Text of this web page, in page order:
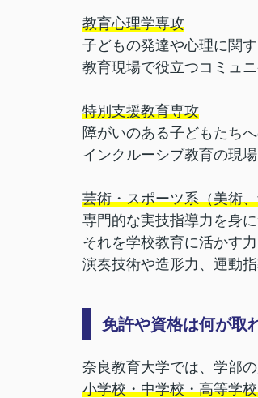
教育心理学専攻
子どもの発達や心理に関
教育現場で役立つコミュ
特別支援教育専攻
障がいのある子どもたち
インクルーシブ教育の現
芸術・スポーツ系（美術
専門的な実技指導力を身に
それを学校教育に活かす力
演奏技術や造形力、運動
免許や資格は何が取
奈良教育大学では、学部
小学校・中学校・高等学